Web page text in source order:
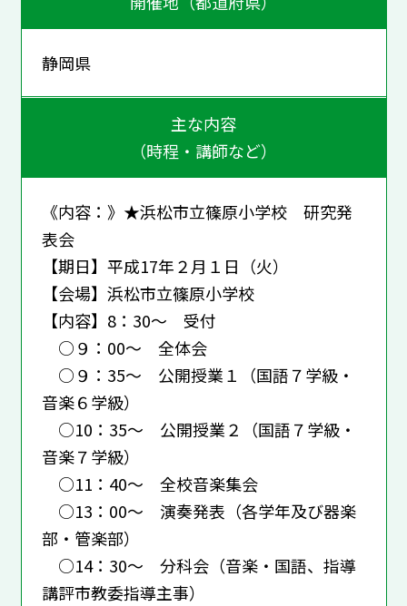
静岡県
主な内容
（時程・講師など）
《内容：》★浜松市立篠原小学校 研究発
表会
【期日】平成17年２月１日（火）
【会場】浜松市立篠原小学校
【内容】8：30～ 受付
○９：00～ 全体会
○９：35～ 公開授業１（国語７学級・
音楽６学級）
○10：35～ 公開授業２（国語７学級・
音楽７学級）
○11：40～ 全校音楽集会
○13：00～ 演奏発表（各学年及び器楽
部・管楽部）
○14：30～ 分科会（音楽・国語、指導
講評市教委指導主事）